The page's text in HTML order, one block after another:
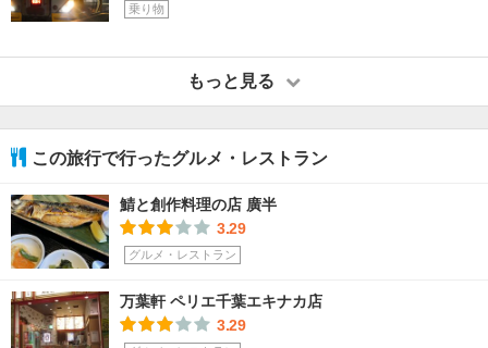
乗り物
もっと見る
この旅行で行ったグルメ・レストラン
鯖と創作料理の店 廣半
3.29
グルメ・レストラン
万葉軒 ペリエ千葉エキナカ店
3.29